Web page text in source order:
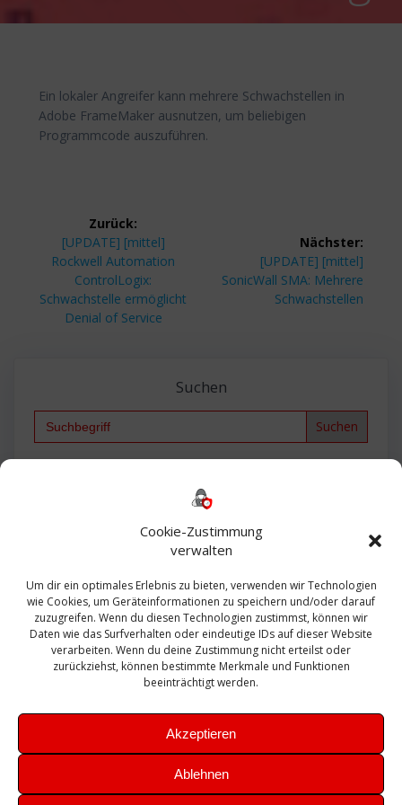
Cookie-Zustimmung
verwalten
Um dir ein optimales Erlebnis zu bieten, verwenden wir Technologien
wie Cookies, um Geräteinformationen zu speichern und/oder darauf
zuzugreifen. Wenn du diesen Technologien zustimmst, können wir
Daten wie das Surfverhalten oder eindeutige IDs auf dieser Website
verarbeiten. Wenn du deine Zustimmung nicht erteilst oder
zurückziehst, können bestimmte Merkmale und Funktionen
beeinträchtigt werden.
Akzeptieren
Ablehnen
Ein lokaler Angreifer kann mehrere Schwachstellen in
Adobe FrameMaker ausnutzen, um beliebigen
Programmcode auszuführen.
Beitragsnavigation
Zurück:
Vorheriger
Beitrag:
[UPDATE] [mittel]
Rockwell Automation
ControlLogix:
Schwachstelle ermöglicht
Denial of Service
Nächster:
Nächster
Beitrag:
[UPDATE] [mittel]
SonicWall SMA: Mehrere
Schwachstellen
Suchen
Search
Bautagebuch
Exchange firewall Fritzbox
Microsoft
Sanierung SBS Security Server Sicherheit
Sicherung SIEM Sophos SSL Ubuntu
Update Upgrade UTM VCenter VCSA Veeam
VMWare VPN WAZUH Windows
Zertifikat